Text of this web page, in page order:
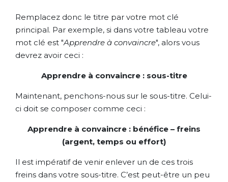
Remplacez donc le titre par votre mot clé
principal. Par exemple, si dans votre tableau votre
mot clé est "Apprendre à convaincre", alors vous
devrez avoir ceci :
Apprendre à convaincre : sous-titre
Maintenant, penchons-nous sur le sous-titre. Celui-
ci doit se composer comme ceci :
Apprendre à convaincre : bénéfice – freins
(argent, temps ou effort)
Il est impératif de venir enlever un de ces trois
freins dans votre sous-titre. C’est peut-être un peu